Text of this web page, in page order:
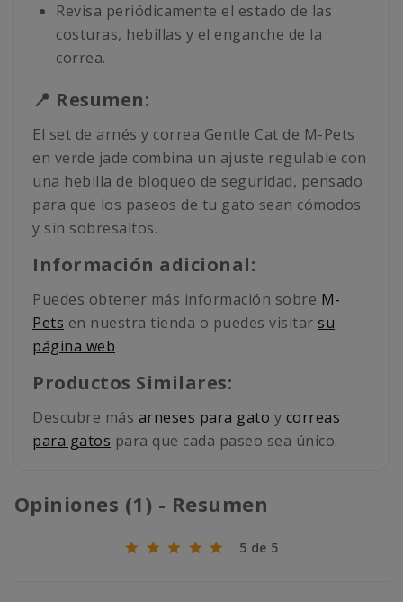
Revisa periódicamente el estado de las
costuras, hebillas y el enganche de la
correa.
📍 Resumen:
El set de arnés y correa Gentle Cat de M-Pets
en verde jade combina un ajuste regulable con
una hebilla de bloqueo de seguridad, pensado
para que los paseos de tu gato sean cómodos
y sin sobresaltos.
Información adicional:
Puedes obtener más información sobre M-
Pets en nuestra tienda o puedes visitar su
página web
Productos Similares:
Descubre más arneses para gato y correas
para gatos para que cada paseo sea único.
Opiniones (1) - Resumen
5 de 5